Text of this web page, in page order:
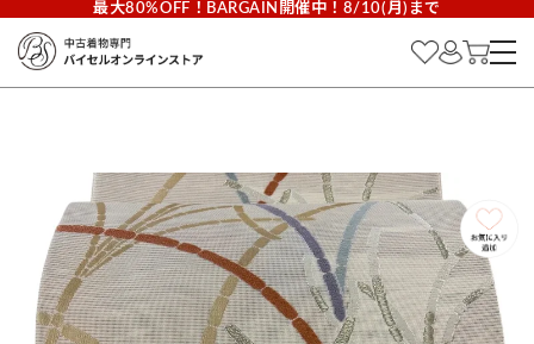
最大80%OFF！BARGAIN開催中！8/10(月)まで